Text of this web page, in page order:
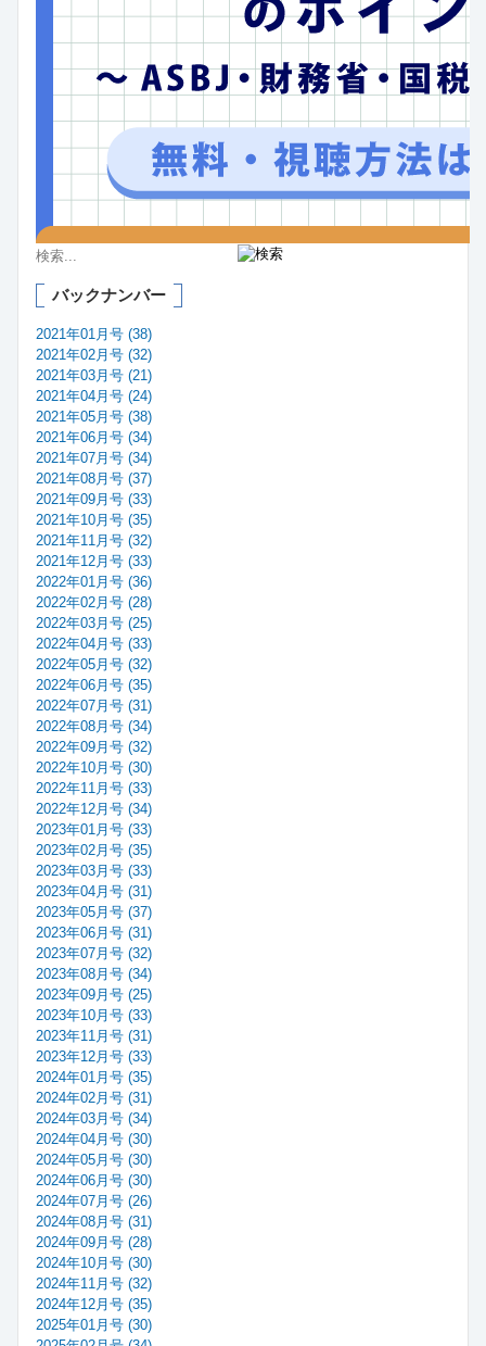
バックナンバー
2021年01月号 (38)
2021年02月号 (32)
2021年03月号 (21)
2021年04月号 (24)
2021年05月号 (38)
2021年06月号 (34)
2021年07月号 (34)
2021年08月号 (37)
2021年09月号 (33)
2021年10月号 (35)
2021年11月号 (32)
2021年12月号 (33)
2022年01月号 (36)
2022年02月号 (28)
2022年03月号 (25)
2022年04月号 (33)
2022年05月号 (32)
2022年06月号 (35)
2022年07月号 (31)
2022年08月号 (34)
2022年09月号 (32)
2022年10月号 (30)
2022年11月号 (33)
2022年12月号 (34)
2023年01月号 (33)
2023年02月号 (35)
2023年03月号 (33)
2023年04月号 (31)
2023年05月号 (37)
2023年06月号 (31)
2023年07月号 (32)
2023年08月号 (34)
2023年09月号 (25)
2023年10月号 (33)
2023年11月号 (31)
2023年12月号 (33)
2024年01月号 (35)
2024年02月号 (31)
2024年03月号 (34)
2024年04月号 (30)
2024年05月号 (30)
2024年06月号 (30)
2024年07月号 (26)
2024年08月号 (31)
2024年09月号 (28)
2024年10月号 (30)
2024年11月号 (32)
2024年12月号 (35)
2025年01月号 (30)